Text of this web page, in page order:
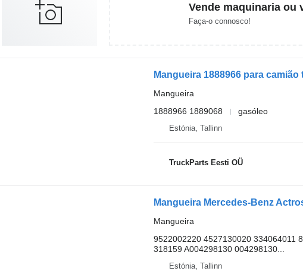
Vende maquinaria ou
Faça-o connosco!
Mangueira 1888966 para camião
Mangueira
1888966 1889068
gasóleo
Estónia, Tallinn
TruckParts Eesti OÜ
Mangueira
9522002220 4527130020 334064011
318159 A004298130 004298130...
Estónia, Tallinn